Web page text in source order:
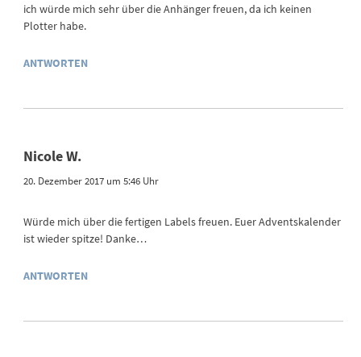
ich würde mich sehr über die Anhänger freuen, da ich keinen
Plotter habe.
ANTWORTEN
Nicole W.
20. Dezember 2017 um 5:46 Uhr
Würde mich über die fertigen Labels freuen. Euer Adventskalender
ist wieder spitze! Danke…
ANTWORTEN